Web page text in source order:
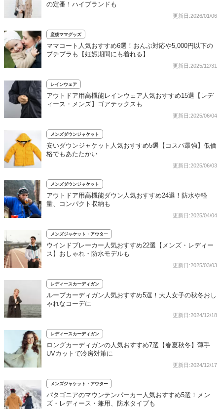
の定番！ハイブランドも
更新日:2026/01/06
産後ママグッズ
ママコート人気おすすめ6選！おんぶ対応や5,000円以下の
プチプラも【妊娠期間にも着れる】
更新日:2025/12/31
レインウェア
アウトドア用高機能レインウェア人気おすすめ15選【レデ
ィース・メンズ】ゴアテックスも
更新日:2025/06/04
メンズダウンジャケット
安いダウンジャケット人気おすすめ5選【コスパ最強】低価
格でもあたたかい
更新日:2025/06/03
メンズダウンジャケット
アウトドア用高機能ダウン人気おすすめ24選！防水や軽
量、コンパクト収納も
更新日:2025/04/04
メンズジャケット・アウター
ウインドブレーカー人気おすすめ22選【メンズ・レディー
ス】おしゃれ・防水モデルも
更新日:2025/03/03
レディースカーディガン
ループカーディガン人気おすすめ5選！大人女子の秋冬おし
ゃれなコーデに
更新日:2024/12/18
レディースカーディガン
ロングカーディガンの人気おすすめ7選【春夏秋冬】薄手
UVカットで冷房対策に
更新日:2024/12/17
メンズジャケット・アウター
パタゴニアのマウンテンパーカー人気おすすめ5選！メン
ズ・レディース・兼用、防水タイプも